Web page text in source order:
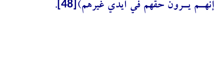
إنهـم يـرون حقهم في أيدي غيرهم)
.